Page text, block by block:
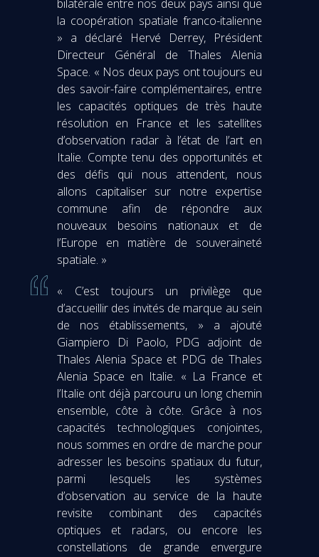
bilatérale entre nos deux pays ainsi que
la coopération spatiale franco-italienne
» a déclaré Hervé Derrey, Président
Directeur Général de Thales Alenia
Space. « Nos deux pays ont toujours eu
des savoir-faire complémentaires, entre
les capacités optiques de très haute
résolution en France et les satellites
d’observation radar à l’état de l’art en
Italie. Compte tenu des opportunités et
des défis qui nous attendent, nous
allons capitaliser sur notre expertise
commune afin de répondre aux
nouveaux besoins nationaux et de
l’Europe en matière de souveraineté
spatiale. »
« C’est toujours un privilège que
d’accueillir des invités de marque au sein
de nos établissements, » a ajouté
Giampiero Di Paolo, PDG adjoint de
Thales Alenia Space et PDG de Thales
Alenia Space en Italie. « La France et
l’Italie ont déjà parcouru un long chemin
ensemble, côte à côte. Grâce à nos
capacités technologiques conjointes,
nous sommes en ordre de marche pour
adresser les besoins spatiaux du futur,
parmi lesquels les systèmes
d’observation au service de la haute
revisite combinant des capacités
optiques et radars, ou encore les
constellations de grande envergure